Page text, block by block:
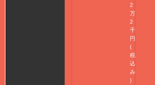
2
万
2
千
円
(
税
込
み
)